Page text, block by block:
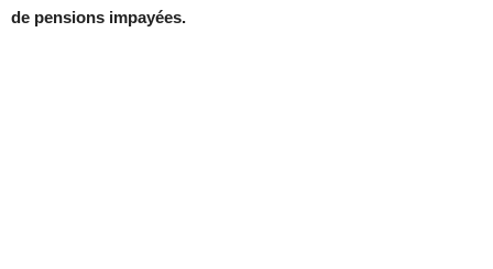
de pensions impayées.